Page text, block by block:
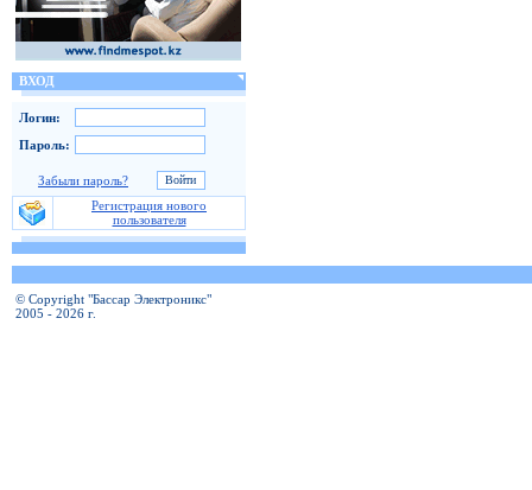
ВХОД
Логин:
Пароль:
Забыли пароль?
Регистрация нового
пользователя
© Copyright "Бассар Электроникс"
2005 - 2026 г.